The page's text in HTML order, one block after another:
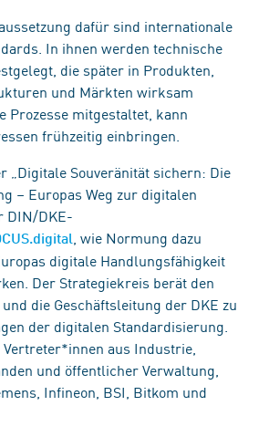
dafür sind internationale
In ihnen werden technische
die später in Produkten,
und Märkten wirksam
Prozesse mitgestaltet, kann
frühzeitig einbringen.
„Digitale Souveränität sichern: Die
– Europas Weg zur digitalen
DIN/DKE-
, wie Normung dazu
digitale Handlungsfähigkeit
Der Strategiekreis berät den
die Geschäftsleitung der DKE zu
der digitalen Standardisierung.
aus Industrie,
und öffentlicher Verwaltung,
Infineon, BSI, Bitkom und